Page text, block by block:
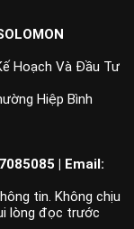
Hoạch Và Đầu Tư
Hiệp Bình
| Email:
tin. Không chịu
lòng đọc trước